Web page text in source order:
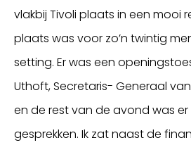
vlakbij Tivoli plaats in een mooi
plaats was voor zo’n twintig
setting. Er was een
Uthoft, Secretaris- Generaal
en de rest van de avond was
gesprekken. Ik zat naast de